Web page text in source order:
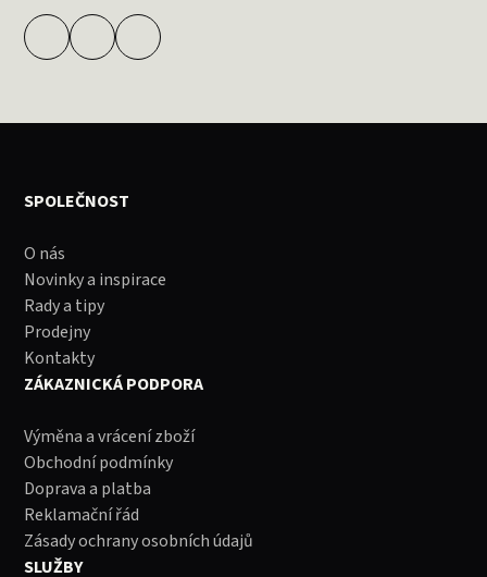
SPOLEČNOST
O nás
Novinky a inspirace
Rady a tipy
Prodejny
Kontakty
ZÁKAZNICKÁ PODPORA
Výměna a vrácení zboží
Obchodní podmínky
Doprava a platba
Reklamační řád
Zásady ochrany osobních údajů
SLUŽBY